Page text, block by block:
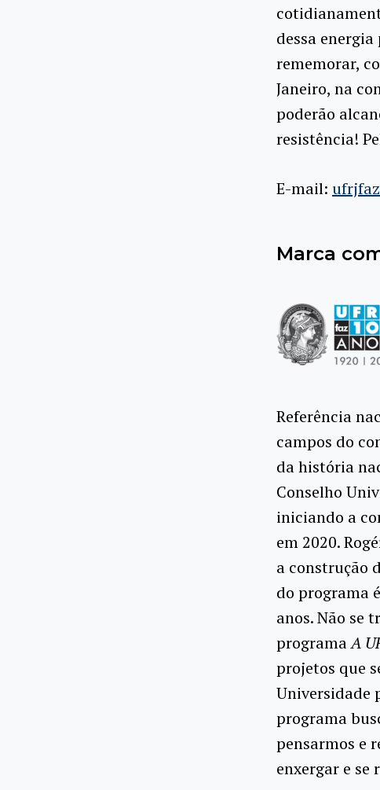
dessa
rememorar,
Janeiro, na
poderão
resistência!
E-mail:
Marca
Referência
campos do
da história
Conselho
iniciando a
em 2020.
a construção
do programa
anos. Não se
programaA
projetos que
Universidade
programa
pensarmos e
enxergar e se